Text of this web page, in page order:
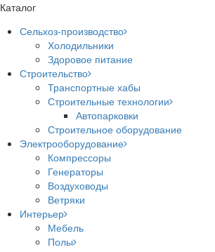
Каталог
Сельхоз-производство
Холодильники
Здоровое питание
Строительство
Транспортные хабы
Строительные технологии
Автопарковки
Строительное оборудование
Электрооборудование
Компрессоры
Генераторы
Воздуховоды
Ветряки
Интерьер
Мебель
Полы